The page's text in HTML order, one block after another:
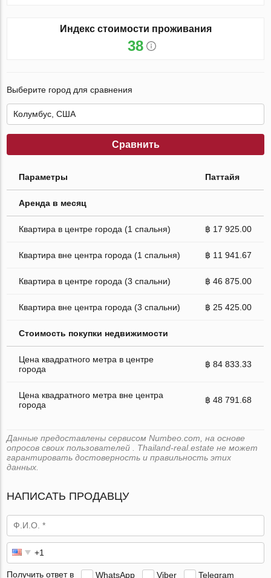
Индекс стоимости проживания
38
Выберите город для сравнения
Сравнить
Параметры Паттайя
Аренда в месяц
Квартира в центре города (1 спальня) ฿ 17 925.00
Квартира вне центра города (1 спальня) ฿ 11 941.67
Квартира в центре города (3 спальни) ฿ 46 875.00
Квартира вне центра города (3 спальни) ฿ 25 425.00
Стоимость покупки недвижимости
Цена квадратного метра в центре
города
฿ 84 833.33
Цена квадратного метра вне центра
города
฿ 48 791.68
Данные предоставлены сервисом Numbeo.com, на основе
опросов своих пользователей . Thailand-real.estate не может
гарантировать достоверность и правильность этих
данных.
НАПИСАТЬ ПРОДАВЦУ
Получить ответ в WhatsApp Viber Telegram